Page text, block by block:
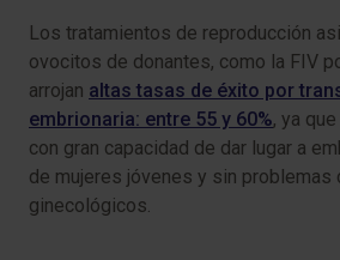
Los tratamientos de reproducción
ovocitos de donantes, como la FIV
arrojan altas tasas de éxito por
embrionaria: entre 55 y 60%, ya
con gran capacidad de dar lugar a
de mujeres jóvenes y sin problemas
ginecológicos.